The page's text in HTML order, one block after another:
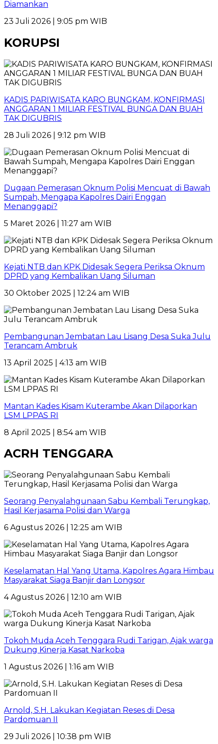
Diamankan
23 Juli 2026 | 9:05 pm WIB
KORUPSI
KADIS PARIWISATA KARO BUNGKAM, KONFIRMASI
ANGGARAN 1 MILIAR FESTIVAL BUNGA DAN BUAH
TAK DIGUBRIS
28 Juli 2026 | 9:12 pm WIB
Dugaan Pemerasan Oknum Polisi Mencuat di Bawah
Sumpah, Mengapa Kapolres Dairi Enggan
Menanggapi?
5 Maret 2026 | 11:27 am WIB
Kejati NTB dan KPK Didesak Segera Periksa Oknum
DPRD yang Kembalikan Uang Siluman
30 Oktober 2025 | 12:24 am WIB
Pembangunan Jembatan Lau Lisang Desa Suka Julu
Terancam Ambruk
13 April 2025 | 4:13 am WIB
Mantan Kades Kisam Kuterambe Akan Dilaporkan
LSM LPPAS RI
8 April 2025 | 8:54 am WIB
ACRH TENGGARA
Seorang Penyalahgunaan Sabu Kembali Terungkap,
Hasil Kerjasama Polisi dan Warga
6 Agustus 2026 | 12:25 am WIB
Keselamatan Hal Yang Utama, Kapolres Agara Himbau
Masyarakat Siaga Banjir dan Longsor
4 Agustus 2026 | 12:10 am WIB
Tokoh Muda Aceh Tenggara Rudi Tarigan, Ajak warga
Dukung Kinerja Kasat Narkoba
1 Agustus 2026 | 1:16 am WIB
Arnold, S.H. Lakukan Kegiatan Reses di Desa
Pardomuan II
29 Juli 2026 | 10:38 pm WIB